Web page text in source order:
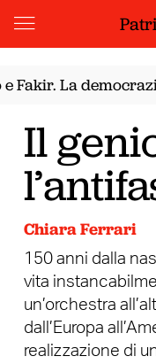
La democrazia
Il
Chiara Ferrari
150 anni dalla
vita
un’orchestra
dall’Europa
realizzazione di